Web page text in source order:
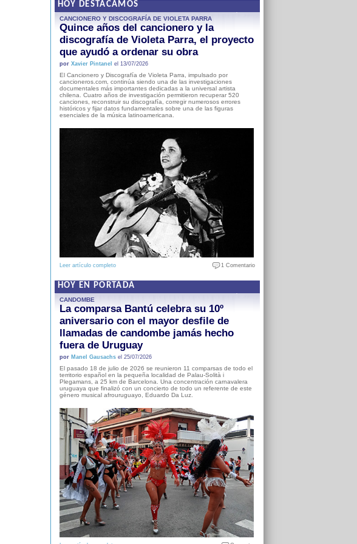
HOY DESTACAMOS
CANCIONERO Y DISCOGRAFÍA DE VIOLETA PARRA
Quince años del cancionero y la
discografía de Violeta Parra, el proyecto
que ayudó a ordenar su obra
por Xavier Pintanel el 13/07/2026
El Cancionero y Discografía de Violeta Parra, impulsado por
cancioneros.com, continúa siendo una de las investigaciones
documentales más importantes dedicadas a la universal artista
chilena. Cuatro años de investigación permitieron recuperar 520
canciones, reconstruir su discografía, corregir numerosos errores
históricos y fijar datos fundamentales sobre una de las figuras
esenciales de la música latinoamericana.
Leer artículo completo 1 Comentario
HOY EN PORTADA
CANDOMBE
La comparsa Bantú celebra su 10º
aniversario con el mayor desfile de
llamadas de candombe jamás hecho
fuera de Uruguay
por Manel Gausachsel 25/07/2026
El pasado 18 de julio de 2026 se reunieron 11 comparsas de todo el
territorio español en la pequeña localidad de Palau-Solità i
Plegamans, a 25 km de Barcelona. Una concentración carnavalera
uruguaya que finalizó con un concierto de todo un referente de este
género musical afrouruguayo, Eduardo Da Luz.